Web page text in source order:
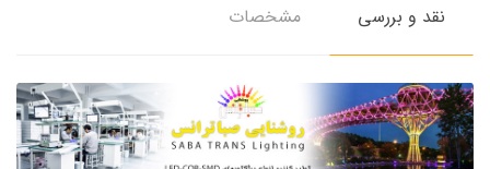
نقد و بررسی مشخصات